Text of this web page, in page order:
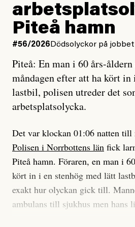
tidning?
Vad är bra journalistik?
Ett försök till korta svar som jag
för Kuhn och Sassarinis-
som chefredaktör ser på Dagens
roll.
Vi skriver för våra läsare som
överraskade, bekräftade,
att vi granskar allt och alla.
Vi är som sagt en röd, grön och
Det betyder en annan
enligt uråldrig metod
och lade min sista ungdom
på att laga en gammal bod.
Jag sökte ljuset och meningen,
efter det som var rent, rätt och
och aldrig såg jag det klarare än
när jag ombord på bussen hjälpte
#23/2026
Jesper
är ganska
Piteå hamn
#56/2026 Dödsolyckor på jobbet
Piteå: En man i 60 års-
måndagen efter att ha kört in
lastbil, polisen utreder det
arbetsplatsolycka.
Det var klockan 01:06 natten till
Polisen i Norrbottens län fick
Piteå hamn. Föraren, en man i
kört in i en stenhög med lätt
exakt hur olyckan gick till.
ambulans till sjukhus men hans